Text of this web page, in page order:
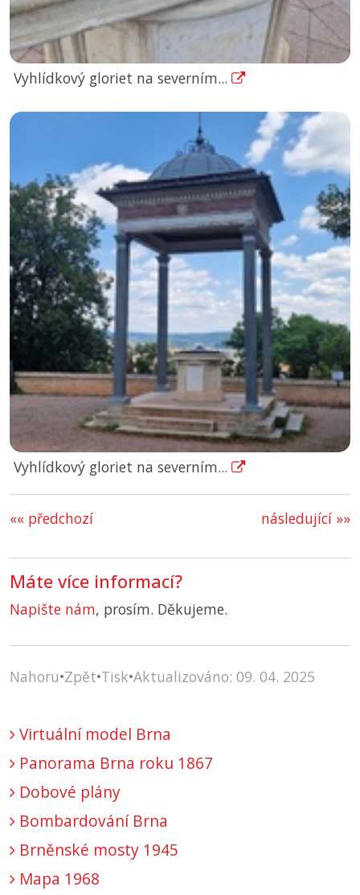
Vyhlídkový gloriet na severním...
Vyhlídkový gloriet na severním...
«« předchozí následující »»
Máte více informací?
Napište nám, prosím. Děkujeme.
Nahoru•Zpět•Tisk•Aktualizováno: 09. 04. 2025
Virtuální model Brna
Panorama Brna roku 1867
Dobové plány
Bombardování Brna
Brněnské mosty 1945
Mapa 1968